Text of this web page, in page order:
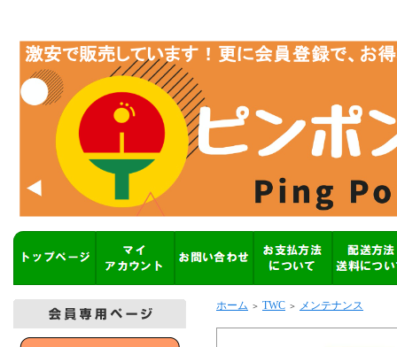
ホーム ＞ TWC ＞ メンテナンス